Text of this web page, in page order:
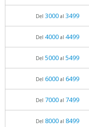
Del 3000al 3499
Del 4000al 4499
Del 5000al 5499
Del 6000al 6499
Del 7000al 7499
Del 8000al 8499